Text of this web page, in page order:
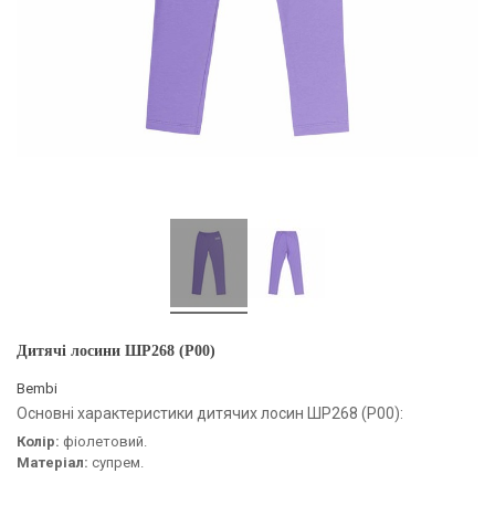
Дитячі лосини ШР268 (P00)
Bembi
Основні характеристики дитячих лосин ШР268 (P00):
Колір: фіолетовий.
Матеріал: супрем.